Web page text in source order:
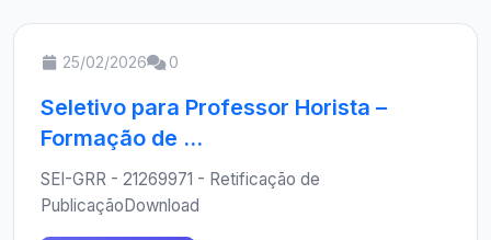
25/02/2026 0
Seletivo para Professor Horista –
Formação de ...
SEI-GRR - 21269971 - Retificação de
PublicaçãoDownload